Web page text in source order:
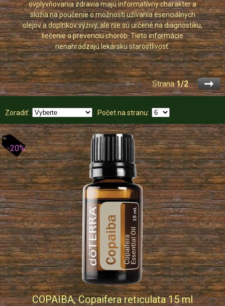
ovplyvňovania zdravia majú informatívny charakter a
slúžia na poučenie o možnosti užívania esenciálnych
olejov a doplnkov výživy, ale nie sú určené na diagnostiku,
liečenie a prevenciu chorôb. Tieto informácie
nenahrádzajú lekársku starostlivosť.
Strana1/2
Zoradiť: Počet na stranu:
-20%
COPAIBA, Copaifera reticulata 15 ml